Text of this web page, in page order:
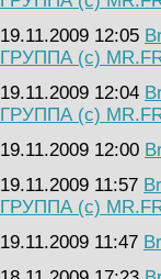
19.11.2009 12:05
ГРУППА (с)
19.11.2009 12:04
ГРУППА (с)
19.11.2009 12:00
19.11.2009 11:57
ГРУППА (с)
19.11.2009 11:47